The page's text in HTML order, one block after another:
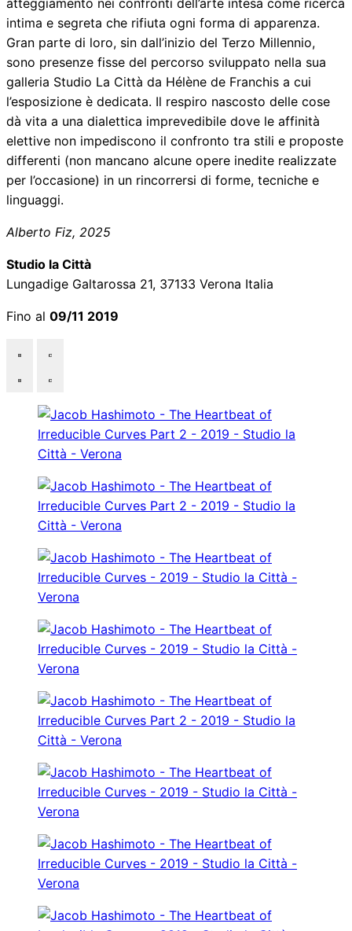
atteggiamento nei confronti dell’arte intesa come ricerca
intima e segreta che rifiuta ogni forma di apparenza.
Gran parte di loro, sin dall’inizio del Terzo Millennio,
sono presenze fisse del percorso sviluppato nella sua
galleria Studio La Città da Hélène de Franchis a cui
l’esposizione è dedicata. Il respiro nascosto delle cose
dà vita a una dialettica imprevedibile dove le affinità
elettive non impediscono il confronto tra stili e proposte
differenti (non mancano alcune opere inedite realizzate
per l’occasione) in un rincorrersi di forme, tecniche e
linguaggi.
Alberto Fiz, 2025
Studio la Città
Lungadige Galtarossa 21, 37133 Verona Italia
Fino al 09/11 2019